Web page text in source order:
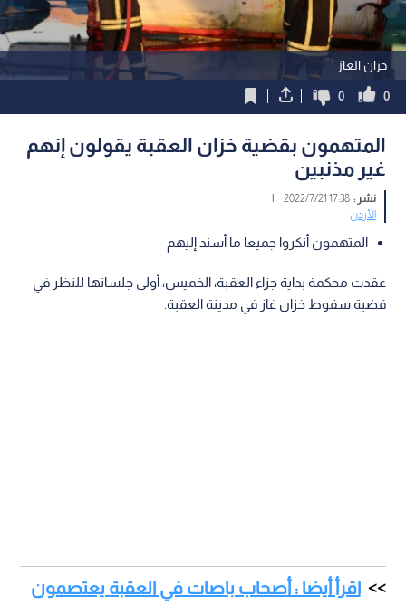
خزان الغاز
0
0
المتهمون بقضية خزان العقبة يقولون إنهم
غير مذنبين
نشر :17:38 2022/7/21
|
الأردن
المتهمون أنكروا جميعا ما أسند إليهم
عقدت محكمة بداية جزاء العقبة، الخميس، أولى جلساتها للنظر في
قضية سقوط خزان غاز في مدينة العقبة.
اقرأ أيضا : أصحاب باصات في العقبة يعتصمون